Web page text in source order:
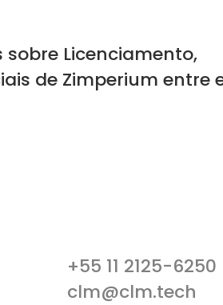
Licenciamento,
de Zimperium entre
+55 11 2125-6250
clm@clm.tech